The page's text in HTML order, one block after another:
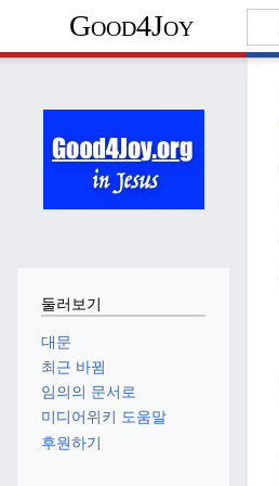
Good4Joy
둘러보기
대문
최근 바뀜
임의의 문서로
미디어위키 도움말
후원하기